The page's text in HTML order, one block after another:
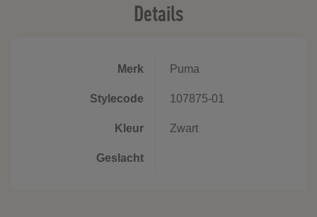
Details
Merk Puma
Stylecode 107875-01
Kleur Zwart
Geslacht